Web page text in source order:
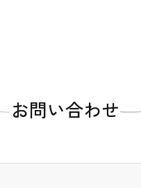
お問い合わせ